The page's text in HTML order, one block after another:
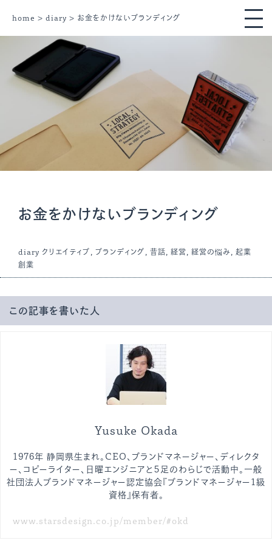
home > diary > お金をかけないブランディング
お金をかけないブランディング
diary クリエイティブ ブランディング 昔話 経営 経営の悩み
起業
創業
この記事を書いた人
Yusuke Okada
1976年 静岡県生まれ。CEO、ブランドマネージャー、ディレクタ
ー、コピーライター、日曜エンジニアと５足のわらじで活動中。一般
社団法人ブランドマネージャー認定協会『ブランドマネージャー1級
資格』保有者。
www.starsdesign.co.jp/member/#okd